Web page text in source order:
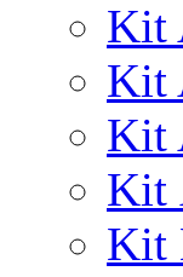
Kit
Kit
Kit
Kit
Kit